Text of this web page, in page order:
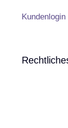
Kundenlogin